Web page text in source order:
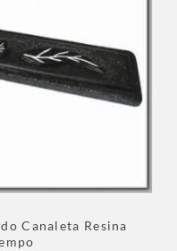
Canaleta Resina